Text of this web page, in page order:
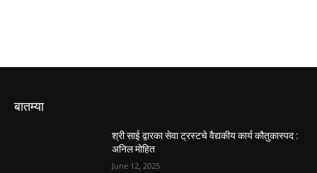
बातम्या
श्री साई द्वारका सेवा ट्रस्टचे वैद्यकीय कार्य कौतुकास्पद :
अनिल मोहित
June 12, 2025